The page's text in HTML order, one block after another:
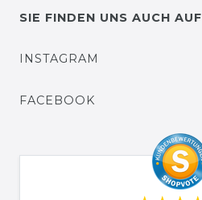
SIE FINDEN UNS AUCH AUF
INSTAGRAM
FACEBOOK